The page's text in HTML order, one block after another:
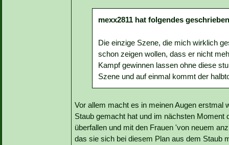
mexx2811 hat folgendes
Die einzige Szene, die mich wirklich
schon zeigen wollen, dass er nicht
Kampf gewinnen lassen ohne diese
Szene und auf einmal kommt der
Vor allem macht es in meinen Augen erstmal
Staub gemacht hat und im nächsten
überfallen und mit den Frauen 'von neuem
das sie sich bei diesem Plan aus dem Staub